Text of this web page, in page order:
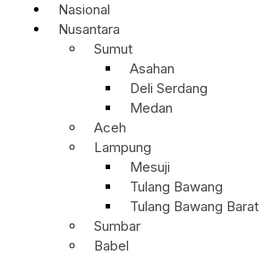
Nasional
Nusantara
Sumut
Asahan
Deli Serdang
Medan
Aceh
Lampung
Mesuji
Tulang Bawang
Tulang Bawang Barat
Sumbar
Babel